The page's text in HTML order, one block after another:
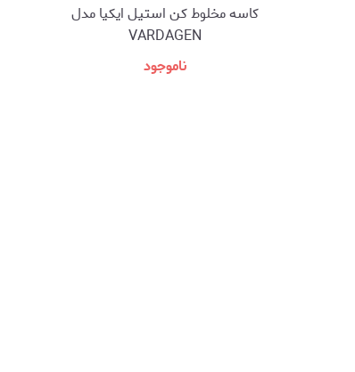
کاسه مخلوط کن استیل ایکیا مدل
VARDAGEN
ناموجود